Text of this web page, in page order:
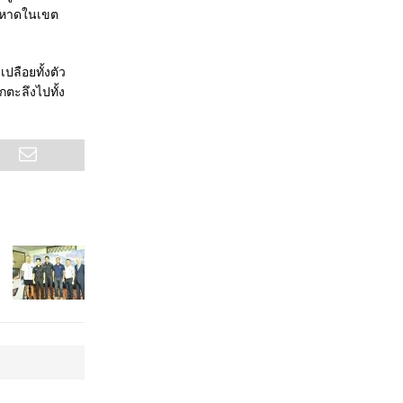
าดในเขต
ปลือยทั้งตัว
ตะลึงไปทั้ง